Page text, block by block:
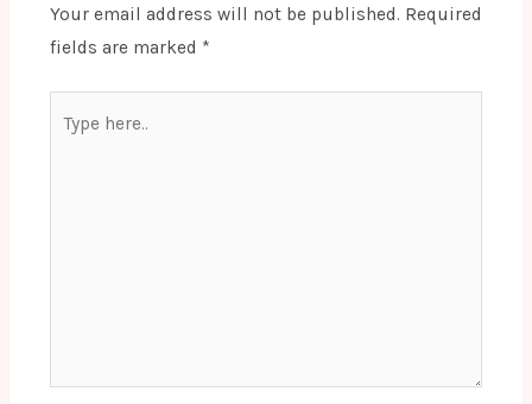
Your email address will not be published. Required
fields are marked *
here..